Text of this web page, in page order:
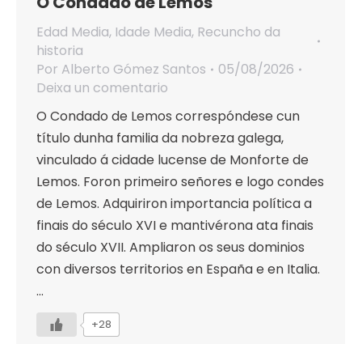
Edad Media, Idade Media, Recuncho da
historia
Por Alberto Gómez Santos
05/08/2026
Deixa un comentario
O Condado de Lemos correspóndese cun
título dunha familia da nobreza galega,
vinculado á cidade lucense de Monforte de
Lemos. Foron primeiro señores e logo condes
de Lemos. Adquiriron importancia política a
finais do século XVI e mantivérona ata finais
do século XVII. Ampliaron os seus dominios
con diversos territorios en España e en Italia.
…
+28